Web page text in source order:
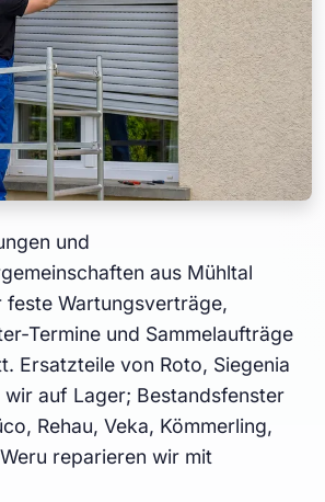
und
aus Mühltal
Wartungsverträge,
Termine und Sammelaufträge
Ersatzteile von Roto, Siegenia
auf Lager; Bestandsfenster
Rehau, Veka, Kömmerling,
reparieren wir mit